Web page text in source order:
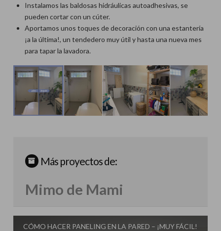
Instalamos las baldosas hidráulicas autoadhesivas, se
pueden cortar con un cúter.
Aportamos unos toques de decoración con una estantería
¡a la última!, un tendedero muy útil y hasta una nueva mes
para tapar la lavadora.
Más proyectos de:
Mimo de Mami
CÓMO HACER PANELING EN LA PARED – ¡MUY FÁCIL!